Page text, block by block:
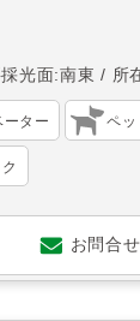
光面:南東 所
ーター ペッ
お問合せ